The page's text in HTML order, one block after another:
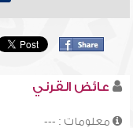
عائض القرني
معلومات : ---